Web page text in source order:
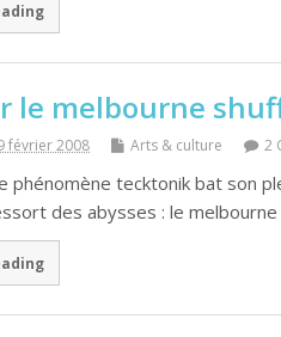
le melbourne
février 2008 Arts & culture 2
phénomène tecktonik bat son
des abysses : le